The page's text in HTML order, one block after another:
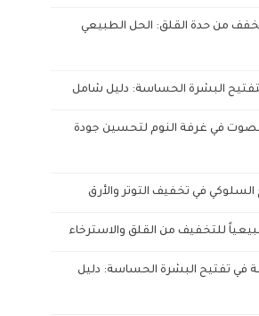
من حدة القلق: الحل الطبيعي
البشرة الحساسة: دليل شامل
في غرفة النوم لتحسين جودة
في تخفيف التوتر والأرق
للتخفيف من القلق والاسترخاء
في تفتيح البشرة الحساسة: دليل